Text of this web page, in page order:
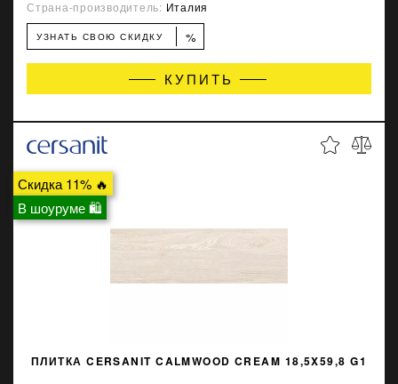
Страна-производитель: Италия
УЗНАТЬ СВОЮ СКИДКУ %
КУПИТЬ
Скидка 11% 🔥
В шоуруме 🛍
ПЛИТКА CERSANIT CALMWOOD CREAM 18,5X59,8 G1